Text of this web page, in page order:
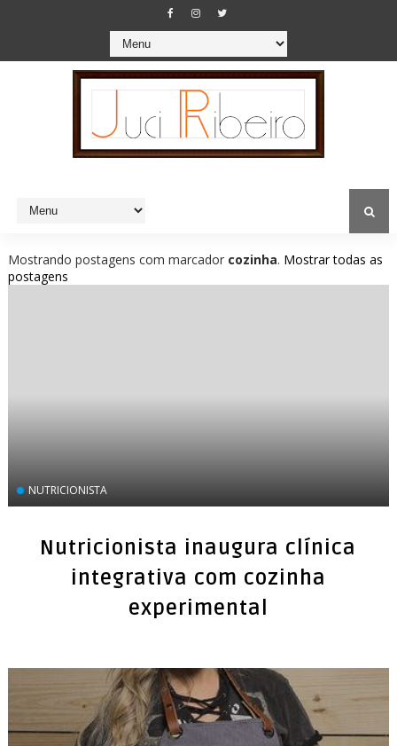
Mostrando postagens com marcador cozinha. Mostrar todas as
postagens
NUTRICIONISTA
Nutricionista inaugura clínica
integrativa com cozinha
experimental